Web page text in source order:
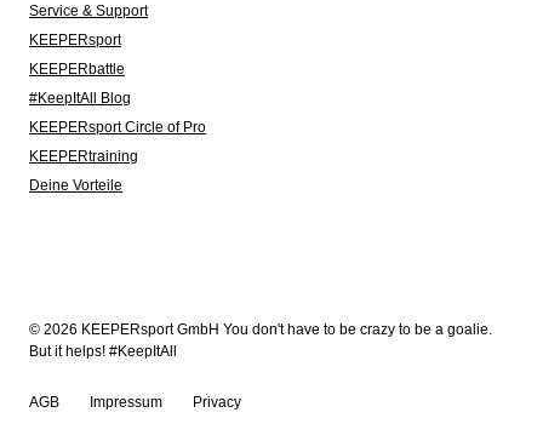
Service & Support
KEEPERsport
KEEPERbattle
#KeepItAll Blog
KEEPERsport Circle of Pro
KEEPERtraining
Deine Vorteile
© 2026 KEEPERsport GmbH You don't have to be crazy to be a goalie.
But it helps! #KeepItAll
AGB Impressum Privacy